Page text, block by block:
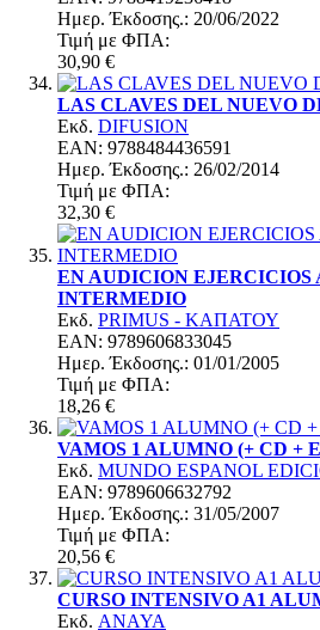
Ημερ. Έκδoσης.: 20/06/2022
Τιμή με ΦΠΑ:
30,90 €
LAS CLAVES DEL NUEVO
Εκδ. DIFUSION
EAN: 9788484436591
Ημερ. Έκδoσης.: 26/02/2014
Τιμή με ΦΠΑ:
32,30 €
EN AUDICION EJERCICIOS
INTERMEDIO
Εκδ. PRIMUS - ΚΑΠΑΤΟΥ
EAN: 9789606833045
Ημερ. Έκδoσης.: 01/01/2005
Τιμή με ΦΠΑ:
18,26 €
VAMOS 1 ALUMNO (+ CD +
Εκδ. MUNDO ESPANOL
EAN: 9789606632792
Ημερ. Έκδoσης.: 31/05/2007
Τιμή με ΦΠΑ:
20,56 €
CURSO INTENSIVO A1
Εκδ. ANAYA